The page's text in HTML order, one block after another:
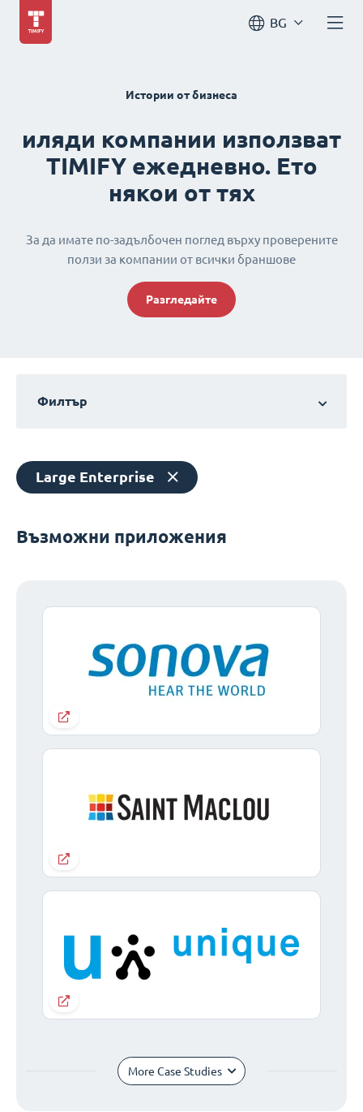
BG
Истории от бизнеса
иляди компании използват
TIMIFY ежедневно. Ето
някои от тях
За да имате по-задълбочен поглед върху проверените
ползи за компании от всички браншове
Разгледайте
Филтър
Large Enterprise
Възможни приложения
More Case Studies